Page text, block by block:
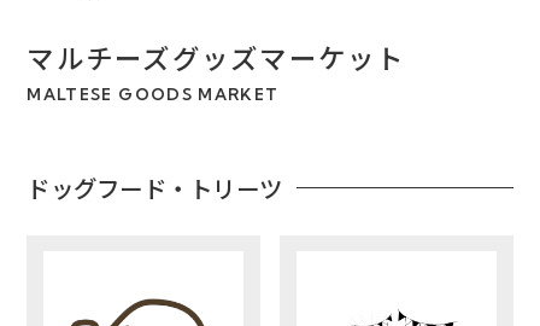
マルチーズグッズマーケット
MALTESE GOODS MARKET
ドッグフード・トリーツ